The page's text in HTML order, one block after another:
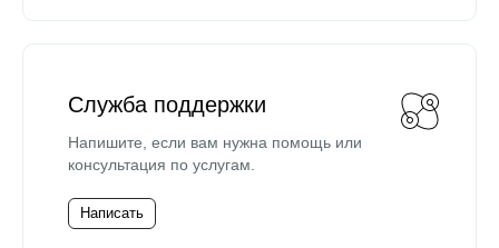
Служба поддержки
Напишите, если вам нужна помощь или
консультация по услугам.
Написать